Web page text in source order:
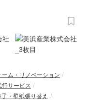
ーム・リノベーション
行サービス
・壁紙張り替え